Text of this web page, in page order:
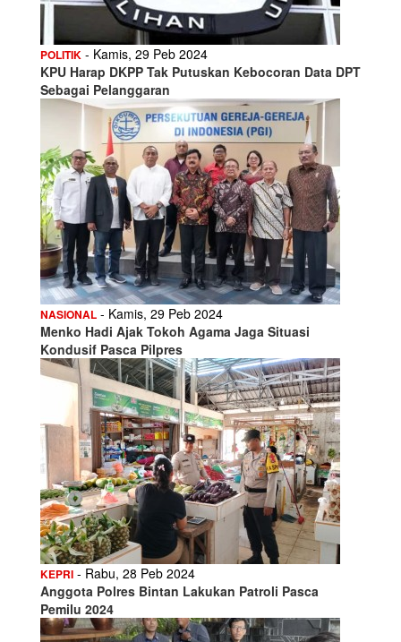
POLITIK - Kamis, 29 Peb 2024
KPU Harap DKPP Tak Putuskan Kebocoran Data DPT
Sebagai Pelanggaran
NASIONAL - Kamis, 29 Peb 2024
Menko Hadi Ajak Tokoh Agama Jaga Situasi
Kondusif Pasca Pilpres
KEPRI - Rabu, 28 Peb 2024
Anggota Polres Bintan Lakukan Patroli Pasca
Pemilu 2024